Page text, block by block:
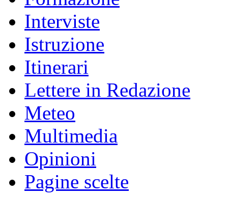
Interviste
Istruzione
Itinerari
Lettere in Redazione
Meteo
Multimedia
Opinioni
Pagine scelte